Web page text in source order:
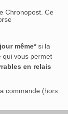
Chronopost. Ce
même*si la
qui vous permet
en relais
commande (hors